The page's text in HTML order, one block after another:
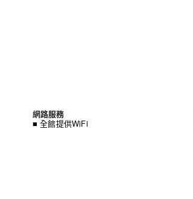
網路服務
■ 全館提供WiFi